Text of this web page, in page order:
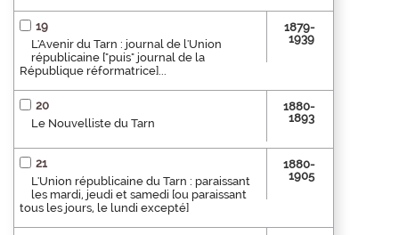
19
L'Avenir du Tarn : journal de l'Union
républicaine ["puis" journal de la
République réformatrice]...
1879-
1939
20
Le Nouvelliste du Tarn
1880-
1893
21
L'Union républicaine du Tarn : paraissant
les mardi, jeudi et samedi [ou paraissant
tous les jours, le lundi excepté]
1880-
1905